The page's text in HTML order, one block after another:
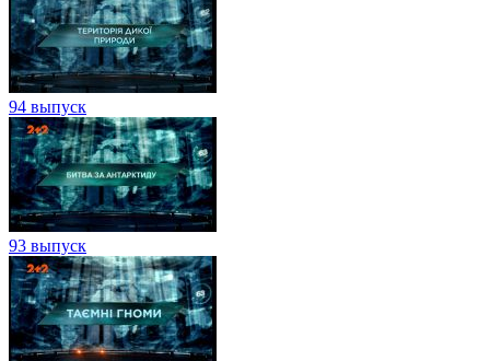
94 выпуск
93 выпуск